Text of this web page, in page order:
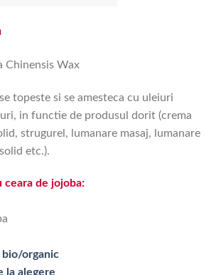
Chinensis Wax
se topeste si se amesteca cu uleiuri
in functie de produsul dorit (crema
strugurel, lumanare masaj, lumanare
etc.).
ceara de jojoba:
organic
la alegere